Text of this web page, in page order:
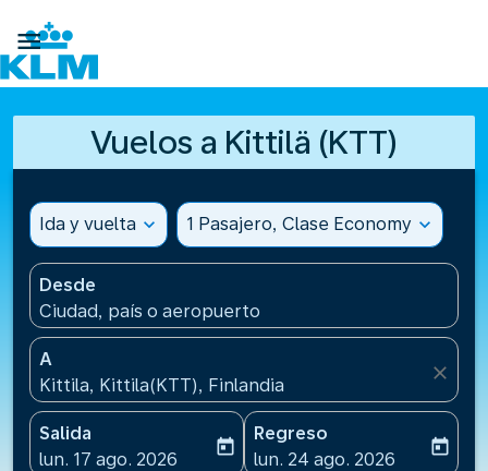

Vuelos a Kittilä (KTT)
Ida y vuelta expand_more 1 Pasajero, Clase Economy expand_more
Desde
Ciudad, país o aeropuerto
A
Kittila, Kittila(KTT), Finlandia
close
Salida
fc-booking-departure-date-aria-label
lun. 17 ago. 2026
today
Regreso
fc-booking-return-date-
lun. 24 ago. 2026
today